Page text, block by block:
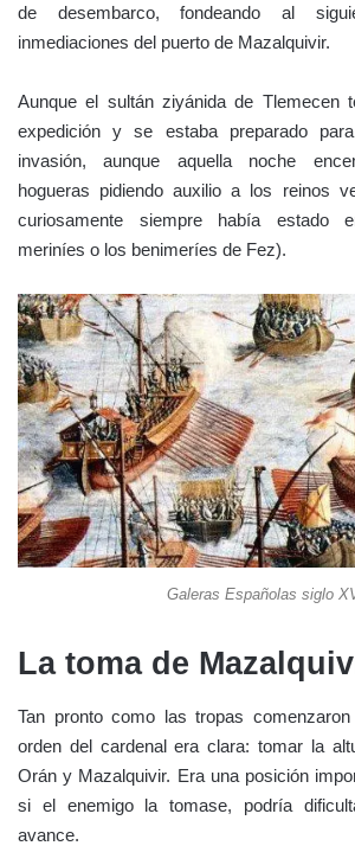
de desembarco, fondeando al
inmediaciones del puerto de Mazalquivir.
Aunque el sultán ziyánida de Tlemecen
expedición y se estaba preparado
invasión, aunque aquella noche
hogueras pidiendo auxilio a los reinos
curiosamente siempre había estado
meriníes o los benimeríes de Fez).
Galeras Españolas siglo
La toma de
Tan pronto como las tropas
orden del cardenal era clara: tomar la
Orán y Mazalquivir. Era una posición
si el enemigo la tomase, podría
avance.